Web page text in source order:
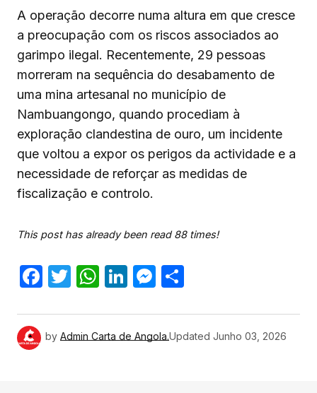
A operação decorre numa altura em que cresce
a preocupação com os riscos associados ao
garimpo ilegal. Recentemente, 29 pessoas
morreram na sequência do desabamento de
uma mina artesanal no município de
Nambuangongo, quando procediam à
exploração clandestina de ouro, um incidente
que voltou a expor os perigos da actividade e a
necessidade de reforçar as medidas de
fiscalização e controlo.
This post has already been read 88 times!
Facebook
Twitter
WhatsApp
LinkedIn
Messenger
by Admin Carta de Angola.Updated Junho 03, 2026